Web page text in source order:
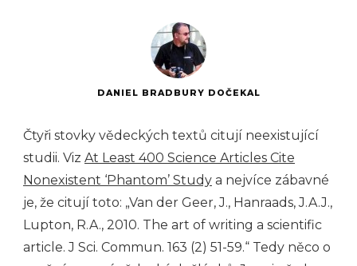
DANIEL BRADBURY DOČEKAL
Čtyři stovky vědeckých textů citují neexistující
studii. Viz At Least 400 Science Articles Cite
Nonexistent ‘Phantom’ Study a nejvíce zábavné
je, že citují toto: „Van der Geer, J., Hanraads, J.A.J.,
Lupton, R.A., 2010. The art of writing a scientific
article. J Sci. Commun. 163 (2) 51-59.“ Tedy něco o